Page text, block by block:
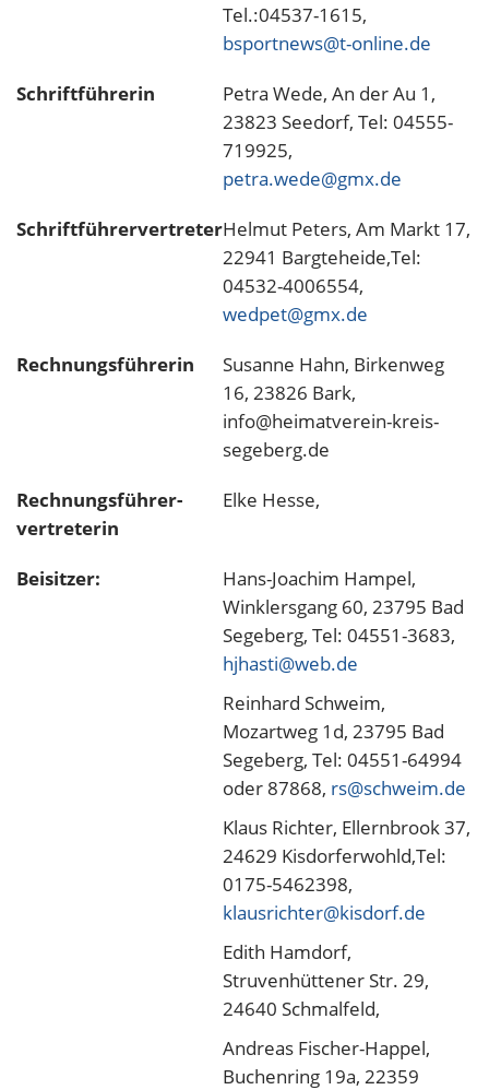
Tel.:04537-1615,
bsportnews@t-online.de
Schriftführerin
Petra Wede, An der Au 1,
23823 Seedorf, Tel: 04555-
719925,
petra.wede@gmx.de
SchriftführervertreterHelmut Peters, Am Markt 17,
22941 Bargteheide,Tel:
04532-4006554,
wedpet@gmx.de
Rechnungsführerin
Susanne Hahn, Birkenweg
16, 23826 Bark,
info@heimatverein-kreis-
segeberg.de
Rechnungsführer-
vertreterin
Elke Hesse,
Beisitzer:
Hans-Joachim Hampel,
Winklersgang 60, 23795 Bad
Segeberg, Tel: 04551-3683,
hjhasti@web.de
Reinhard Schweim,
Mozartweg 1d, 23795 Bad
Segeberg, Tel: 04551-64994
oder 87868, rs@schweim.de
Klaus Richter, Ellernbrook 37,
24629 Kisdorferwohld,Tel:
0175-5462398,
klausrichter@kisdorf.de
Edith Hamdorf,
Struvenhüttener Str. 29,
24640 Schmalfeld,
Andreas Fischer-Happel,
Buchenring 19a, 22359